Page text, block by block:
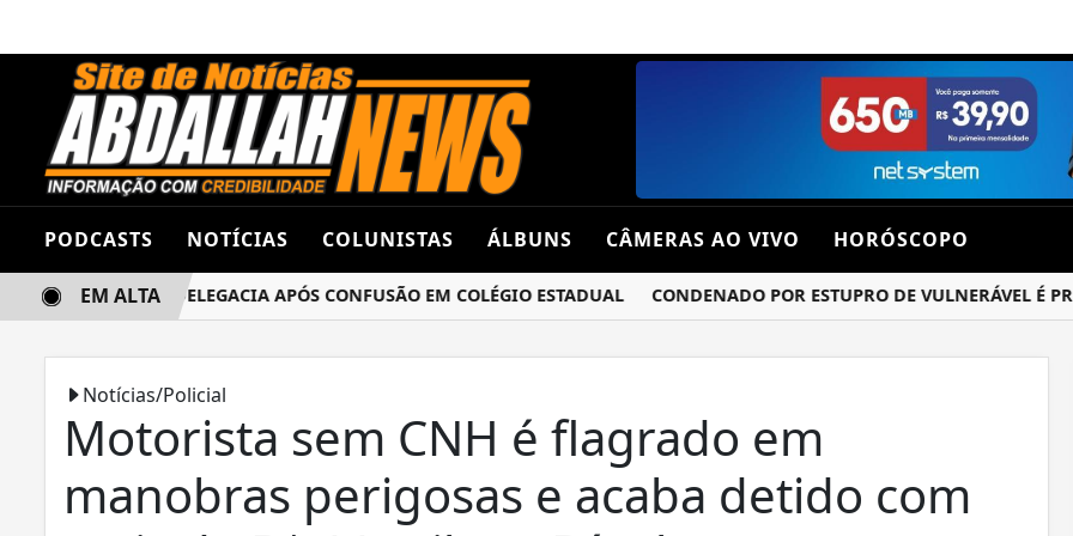
PODCASTS NOTÍCIAS COLUNISTAS ÁLBUNS CÂMERAS AO VIVO HORÓSCOPO
TERMINA NA DELEGACIA APÓS CONFUSÃO EM COLÉGIO ESTADUAL CONDENADO POR ESTUPRO DE VULNERÁVEL É
EM ALTA
Notícias/Policial
Motorista sem CNH é flagrado em
manobras perigosas e acaba detido com